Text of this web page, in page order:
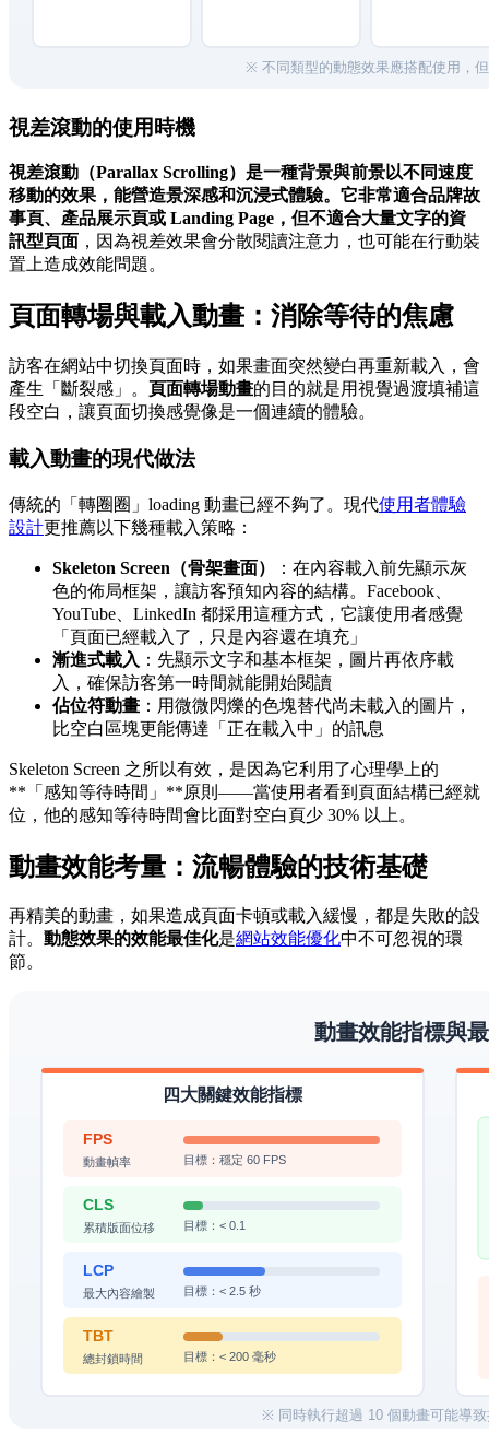
視差滾動的使用時機
視差滾動（Parallax Scrolling） 是一種背景與前景以不同速度
移動的效果，能營造景深感和沉浸式體驗。它非常適合品牌故
事頁、產品展示頁或 Landing Page，但不適合大量文字的資
訊型頁面 ，因為視差效果會分散閱讀注意力，也可能在行動裝
置上造成效能問題。
頁面轉場與載入動畫：消除等待的焦慮
訪客在網站中切換頁面時，如果畫面突然變白再重新載入，會
產生「斷裂感」。 頁面轉場動畫的目的就是用視覺過渡填補這
段空白，讓頁面切換感覺像是一個連續的體驗。
載入動畫的現代做法
傳統的「轉圈圈」loading 動畫已經不夠了。現代使用者體驗
設計更推薦以下幾種載入策略：
Skeleton Screen（骨架畫面）
：在內容載入前先顯示灰
色的佈局框架，讓訪客預知內容的結構。Facebook、
YouTube、LinkedIn 都採用這種方式，它讓使用者感覺
「頁面已經載入了，只是內容還在填充」
漸進式載入 ：先顯示文字和基本框架，圖片再依序載
入，確保訪客第一時間就能開始閱讀
佔位符動畫 ：用微微閃爍的色塊替代尚未載入的圖片，
比空白區塊更能傳達「正在載入中」的訊息
Skeleton Screen 之所以有效，是因為它利用了心理學上的
**「感知等待時間」**原則——當使用者看到頁面結構已經就
位，他的感知等待時間會比面對空白頁少 30% 以上。
動畫效能考量：流暢體驗的技術基礎
再精美的動畫，如果造成頁面卡頓或載入緩慢，都是失敗的設
計。 動態效果的效能最佳化是網站效能優化中不可忽視的環
節。